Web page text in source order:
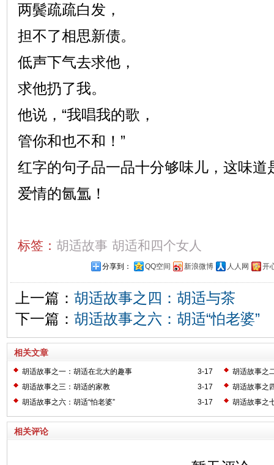
两鬓疏疏白发，
担不了相思新债。
低声下气去求他，
求他扔了我。
他说，“我唱我的歌，
管你和也不和！”
红字的句子品一品十分够味儿，这味道
爱情的氤氲！
标签： 胡适故事 胡适和四个女人
分享到： QQ空间 新浪微博 人人网 开
上一篇： 胡适故事之四：胡适与茶
下一篇： 胡适故事之六：胡适“怕老婆”
相关文章
3-17
胡适故事之一：胡适在北大的趣事
胡适故事之
3-17
胡适故事之三：胡适的家教
胡适故事之
3-17
胡适故事之六：胡适“怕老婆” 胡适故事之
相关评论